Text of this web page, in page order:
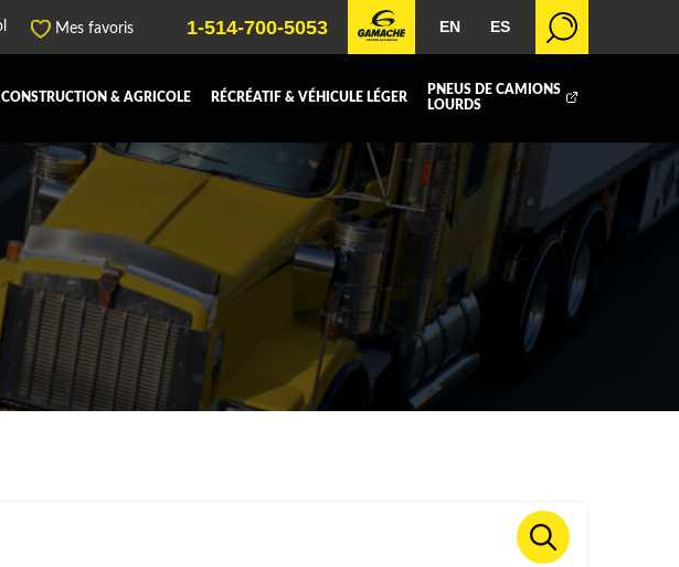
Mes favoris 1-514-700-5053 EN ES
BOITE DE TRANSFERT
CAPOT ET PIÈCES
HIAB-AND-BOOM
PARE-CHOC
RADIATEUR ET PIÈCES DE RADIATEURS
SYSTÈME POST-TRAITEMENT (DEF/DPF)
TRAVERSE DE CHASSIS
BOITE DOMPEUSE BOITE FERMÉE
MACHINERIE ET AGRICOLE REMORQUAGE
CONSTRUCTION & AGRICOLE RÉCRÉATIF & VÉHICULE LÉGER
PNEUS DE CAMIONS
LOURDS